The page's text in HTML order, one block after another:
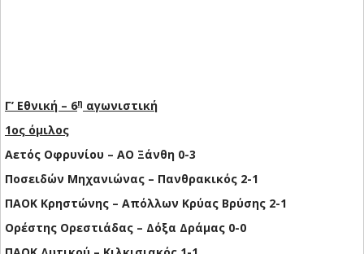
Γ’ Εθνική – 6η αγωνιστική
1ος όμιλος
Αετός Οφρυνίου – ΑΟ Ξάνθη 0-3
Ποσειδών Μηχανιώνας – Πανθρακικός 2-1
ΠΑΟΚ Κρηστώνης – Απόλλων Κρύας Βρύσης 2-1
Ορέστης Ορεστιάδας – Δόξα Δράμας 0-0